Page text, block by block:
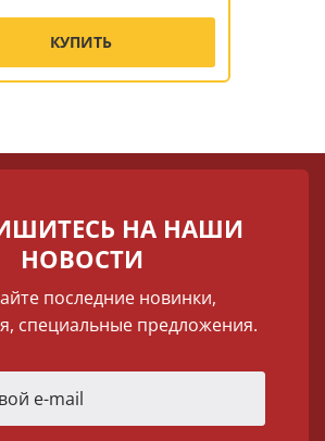
КУПИТЬ
НА НАШИ
НОВОСТИ
последние новинки,
специальные предложения.